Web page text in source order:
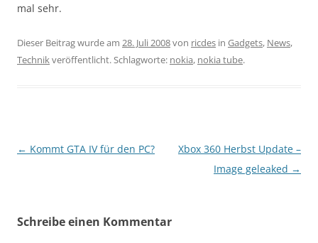
mal sehr.
Dieser Beitrag wurde am 28. Juli 2008von ricdes in Gadgets, News,
Technikveröffentlicht. Schlagworte: nokia, nokia tube.
Beitragsnavigation
← Kommt GTA IV für den PC?
Xbox 360 Herbst Update –
Image geleaked →
Schreibe einen Kommentar